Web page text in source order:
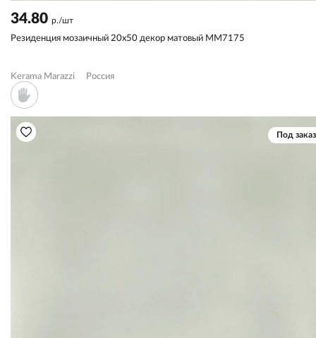
34.80 р./шт
Резиденция мозаичный 20x50 декор матовый MM7175
Kerama Marazzi Россия
Под заказ